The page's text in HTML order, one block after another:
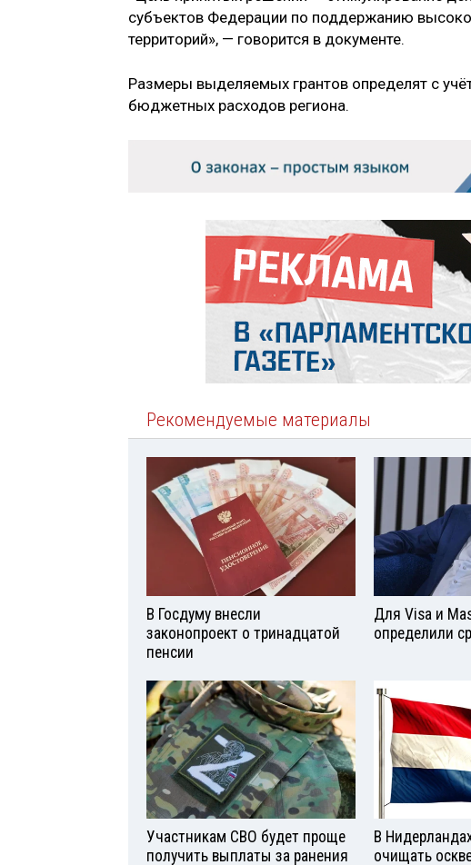
субъектов Федерации по поддержанию
территорий», — говорится в документе.
Размеры выделяемых грантов определят с
бюджетных расходов региона.
Рекомендуемые материалы
В Госдуму внесли
законопроект о тринадцатой
пенсии
Для Visа и
определили
Участникам СВО будет проще
получить выплаты за ранения
В
очищать